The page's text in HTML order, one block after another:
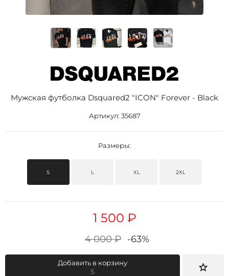
Мужская футболка Dsquared2 "ICON" Forever - Black
Артикул: 35687
Размеры:
S L XL 2XL
1 500 ₽
4 000 ₽ -63%
Добавить в корзину
S